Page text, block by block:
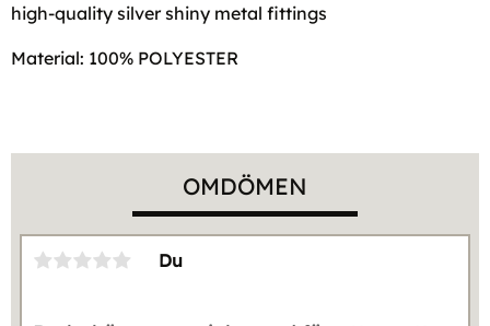
high-quality silver shiny metal fittings
Material: 100% POLYESTER
OMDÖMEN
Du